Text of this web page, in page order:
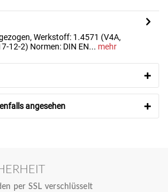
Werkstoff: 1.4571 (V4A,
12-2) Normen: DIN EN... mehr
angesehen
per SSL verschlüsselt